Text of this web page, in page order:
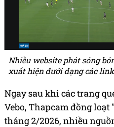
Nhiều website phát sóng
xuất hiện dưới dạng các
Ngay sau khi các trang
Vebo, Thapcam đồng loạt
tháng 2/2026, nhiều